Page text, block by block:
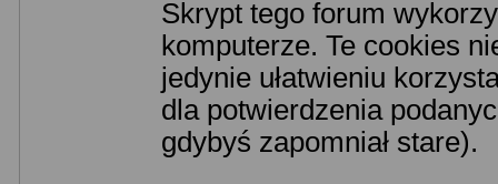
Skrypt tego forum
komputerze. Te cookies
jedynie ułatwieniu
dla potwierdzenia
gdybyś zapomniał stare).